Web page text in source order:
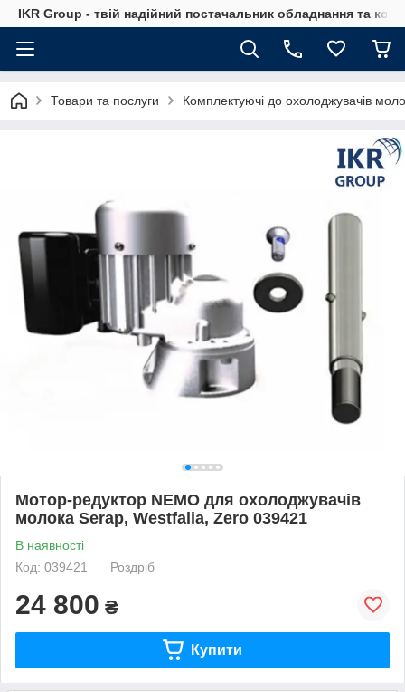
IKR Group - твій надійний постачальник обладнання та
Товари та послуги Комплектуючі до охолоджувачів
Мотор-редуктор NEMO для охолоджувачів
молока Serap, Westfalia, Zero 039421
В наявності
Код: 039421
Роздріб
24 800 ₴
Купити